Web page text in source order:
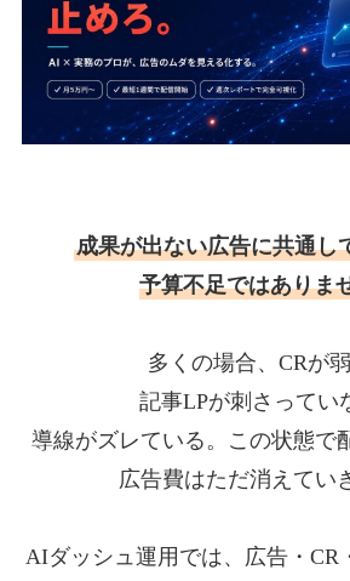
成果が出ない広告に共通し
予算不足ではありま
多くの場合、CRが弱
記事LPが刺さってい
導線がズレている。この状態で
広告費はただ消えてい
AIダッシュ運用では、広告・CR